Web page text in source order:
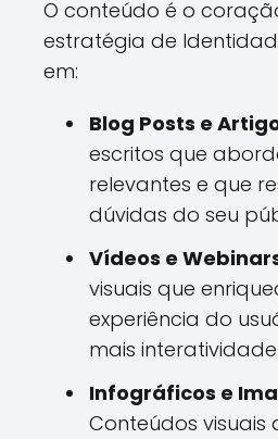
O conteúdo é o
estratégia de
em:
Blog Posts e
escritos que
relevantes e que
dúvidas do seu
Vídeos e
visuais que
experiência do
mais interatividade.
Infográficos e
Conteúdos visuais